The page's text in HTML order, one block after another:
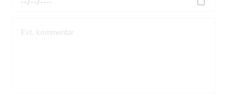
Evt. kommentar